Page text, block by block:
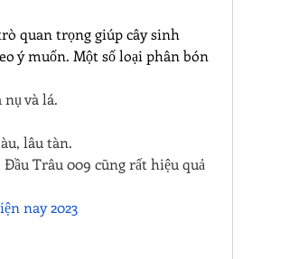
quan trọng giúp cây sinh
ý muốn. Một số loại phân bón
và lá.
lâu tàn.
Trâu 009 cũng rất hiệu quả
nay 2023